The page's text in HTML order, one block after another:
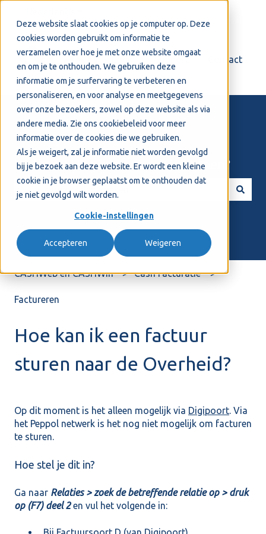
Deze website slaat cookies op je computer op. Deze
cookies worden gebruikt om informatie te
verzamelen over hoe je met onze website omgaat
en om je te onthouden. We gebruiken deze
informatie om je surfervaring te verbeteren en
personaliseren, en voor analyse en meetgegevens
over onze bezoekers, zowel op deze website als via
andere media. Zie ons cookiebeleid voor meer
informatie over de cookies die we gebruiken.
Als je weigert, zal je informatie niet worden gevolgd
bij je bezoek aan deze website. Er wordt een kleine
cookie in je browser geplaatst om te onthouden dat
je niet gevolgd wilt worden.
Cookie-instellingen
Accepteren Weigeren
Support Contact
Welkom! Hoe kunnen we je helpen?
CASHWeb en CASHWin Cash Facturatie
Factureren
Hoe kan ik een factuur
sturen naar de Overheid?
Op dit moment is het alleen mogelijk via Digipoort. Via
het Peppol netwerk is het nog niet mogelijk om facturen
te sturen.
Hoe stel je dit in?
Ga naar Relaties > zoek de betreffende relatie op > druk
op (F7) deel 2en vul het volgende in: